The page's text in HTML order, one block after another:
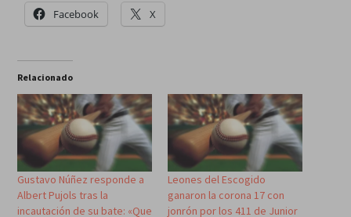
Facebook X
Relacionado
Gustavo Núñez responde a
Albert Pujols tras la
incautación de su bate: «Que
Leones del Escogido
ganaron la corona 17 con
jonrón por los 411 de Junior